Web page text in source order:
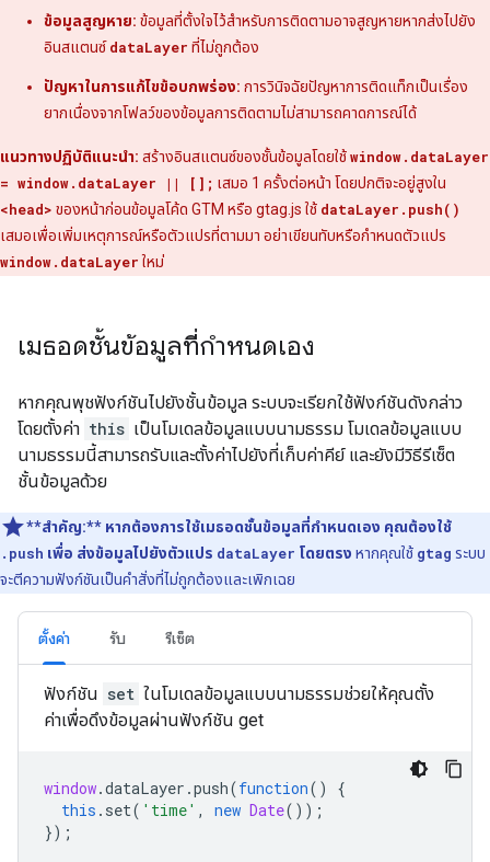
ข้อมูลสูญหาย: ข้อมูลที่ตั้งใจไว้สำหรับการติดตามอาจสูญหายหากส่งไปยัง
อินสแตนซ์dataLayer ที่ไม่ถูกต้อง
ปัญหาในการแก้ไขข้อบกพร่อง: การวินิจฉัยปัญหาการติดแท็กเป็นเรื่อง
ยากเนื่องจากโฟลว์ของข้อมูลการติดตามไม่สามารถคาดการณ์ได้
แนวทางปฏิบัติแนะนำ: สร้างอินสแตนซ์ของชั้นข้อมูลโดยใช้window.dataLayer
= window.dataLayer || []; เสมอ 1 ครั้งต่อหน้า โดยปกติจะอยู่สูงใน
<head> ของหน้าก่อนข้อมูลโค้ด GTM หรือ gtag.js ใช้ dataLayer.push()
เสมอเพื่อเพิ่มเหตุการณ์หรือตัวแปรที่ตามมา อย่าเขียนทับหรือกำหนดตัวแปร
window.dataLayer ใหม่
เมธอดชั้นข้อมูลที่กำหนดเอง
หากคุณพุชฟังก์ชันไปยังชั้นข้อมูล ระบบจะเรียกใช้ฟังก์ชันดังกล่าว
โดยตั้งค่า this เป็นโมเดลข้อมูลแบบนามธรรม โมเดลข้อมูลแบบ
นามธรรมนี้สามารถรับและตั้งค่าไปยังที่เก็บค่าคีย์ และยังมีวิธีรีเซ็ต
ชั้นข้อมูลด้วย
**สำคัญ:** หากต้องการใช้เมธอดชั้นข้อมูลที่กำหนดเอง คุณต้องใช้
.push เพื่อ ส่งข้อมูลไปยังตัวแปร dataLayer โดยตรง หากคุณใช้ gtag ระบบ
จะตีความฟังก์ชันเป็นคําสั่งที่ไม่ถูกต้องและเพิกเฉย
ตั้งค่า รับ รีเซ็ต
ฟังก์ชัน set ในโมเดลข้อมูลแบบนามธรรมช่วยให้คุณตั้ง
ค่าเพื่อดึงข้อมูลผ่านฟังก์ชัน get
window.dataLayer .push(function()
{
this . set( 'time' , new Date());
});